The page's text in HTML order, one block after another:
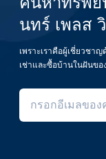
นทร์ เพลส
เพราะเราคือผู้เชี่ยวชา
เช่าและซื้อบ้านในฝันข